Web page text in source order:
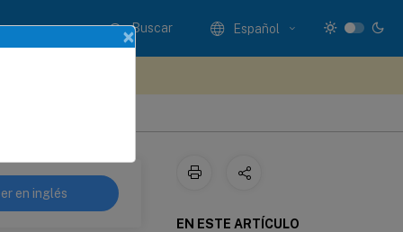
Buscar Español
en inglés
EN ESTE ARTÍCULO
×